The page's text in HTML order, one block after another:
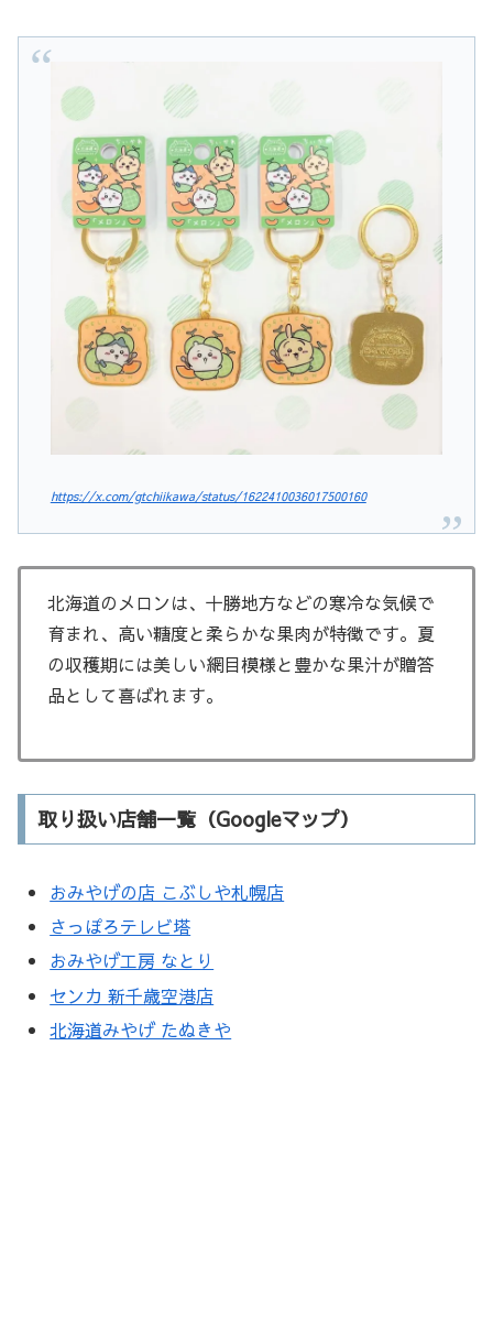
https://x.com/gtchiikawa/status/1622410036017500160
北海道のメロンは、十勝地方などの寒冷な気候で
育まれ、高い糖度と柔らかな果肉が特徴です。夏
の収穫期には美しい網目模様と豊かな果汁が贈答
品として喜ばれます。
取り扱い店舗一覧（Googleマップ）
おみやげの店 こぶしや札幌店
さっぽろテレビ塔
おみやげ工房 なとり
センカ 新千歳空港店
北海道みやげ たぬきや